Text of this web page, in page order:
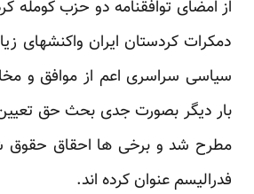
از امضای توافقنامه دو حزب کومله
دمکرات کردستان ایران واکنشهای
سیاسی سراسری اعم از موافق و
بار دیگر بصورت جدی بحث حق
مطرح شد و برخی ها احقاق حقوق
فدرالیسم عنوان کرده اند.